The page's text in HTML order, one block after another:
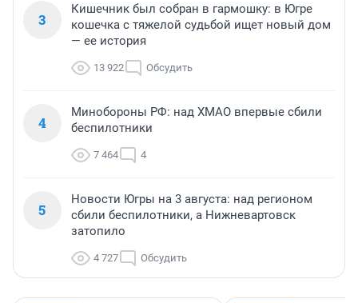
3
Кишечник был собран в гармошку: в Югре
кошечка с тяжелой судьбой ищет новый дом
— ее история
13 922 Обсудить
4
Минобороны РФ: над ХМАО впервые сбили
беспилотники
7 464 4
5
Новости Югры на 3 августа: над регионом
сбили беспилотники, а Нижневартовск
затопило
4 727 Обсудить